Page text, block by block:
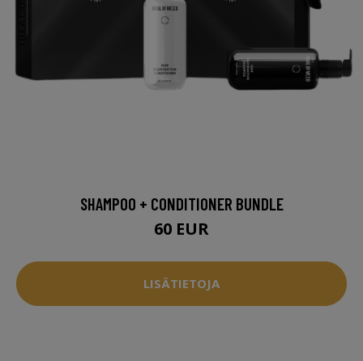
SHAMPOO + CONDITIONER BUNDLE
60 EUR
LISÄTIETOJA